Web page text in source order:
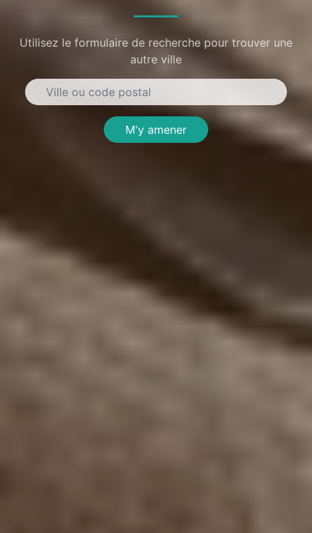
Utilisez le formulaire de recherche pour trouver une
autre ville
M'y amener